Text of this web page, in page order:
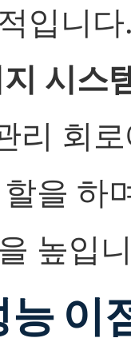
입니
시스
리 회
을 하
높입
능 이